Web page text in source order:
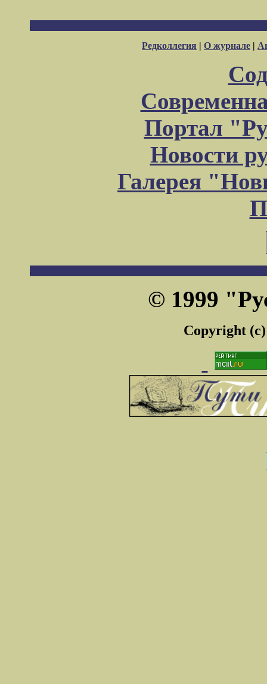
Редколлегия | О журнале |
Портал
Новости
Галерея
© 1999
Copyright